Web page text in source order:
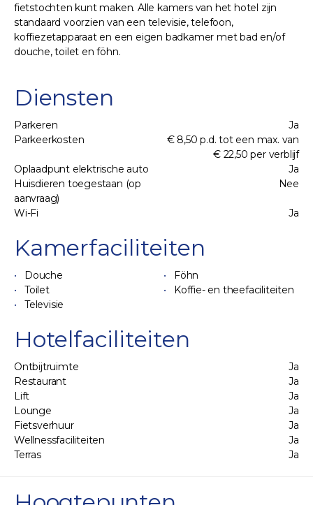
fietstochten kunt maken. Alle kamers van het hotel zijn
standaard voorzien van een televisie, telefoon,
koffiezetapparaat en een eigen badkamer met bad en/of
douche, toilet en föhn.
Diensten
Parkeren
Ja
Parkeerkosten
€ 8,50 p.d. tot een max. van
€ 22,50 per verblijf
Oplaadpunt elektrische auto
Ja
Huisdieren toegestaan (op
aanvraag)
Nee
Wi-Fi Ja
Kamerfaciliteiten
Douche
Föhn
Toilet
Koffie- en theefaciliteiten
Televisie
Hotelfaciliteiten
Ontbijtruimte
Ja
Restaurant
Ja
Lift
Ja
Lounge
Ja
Fietsverhuur
Ja
Wellnessfaciliteiten
Ja
Terras
Ja